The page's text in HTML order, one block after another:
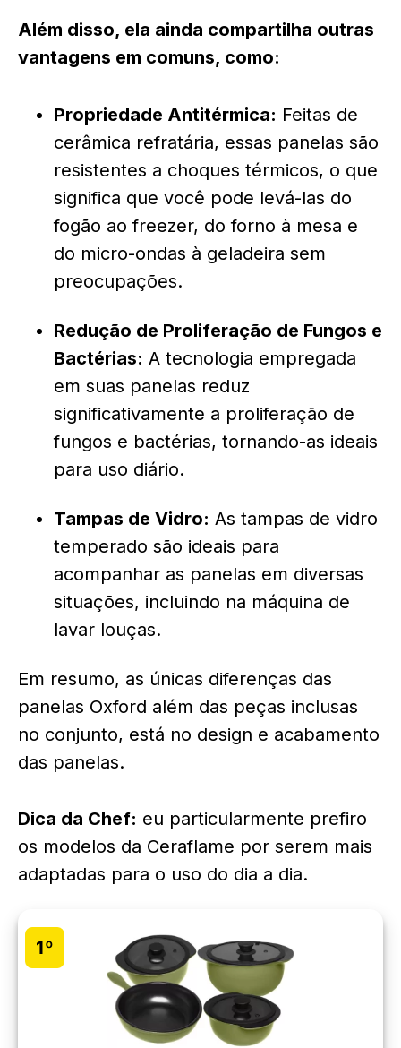
Além disso, ela ainda compartilha outras
vantagens em comuns, como:
Propriedade Antitérmica: Feitas de
cerâmica refratária, essas panelas são
resistentes a choques térmicos, o que
significa que você pode levá-las do
fogão ao freezer, do forno à mesa e
do micro-ondas à geladeira sem
preocupações.
Redução de Proliferação de Fungos e
Bactérias: A tecnologia empregada
em suas panelas reduz
significativamente a proliferação de
fungos e bactérias, tornando-as ideais
para uso diário.
Tampas de Vidro: As tampas de vidro
temperado são ideais para
acompanhar as panelas em diversas
situações, incluindo na máquina de
lavar louças.
Em resumo, as únicas diferenças das
panelas Oxford além das peças inclusas
no conjunto, está no design e acabamento
das panelas.
Dica da Chef: eu particularmente prefiro
os modelos da Ceraflame por serem mais
adaptadas para o uso do dia a dia.
1º